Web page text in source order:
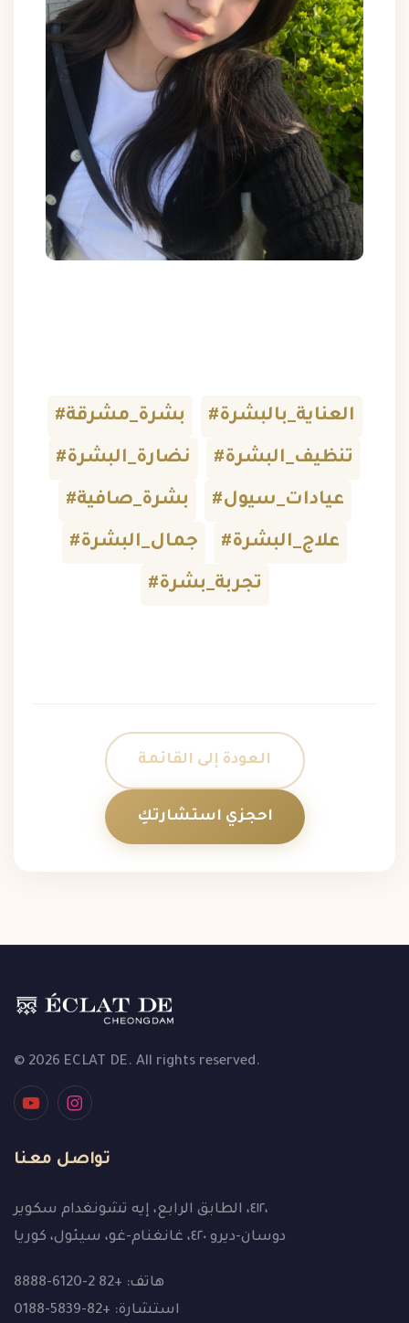
#العناية_بالبشرة #بشرة_مشرقة
#تنظيف_البشرة #نضارة_البشرة
#عيادات_سيول #بشرة_صافية
#علاج_البشرة #جمال_البشرة
#تجربة_بشرة
العودة إلى القائمة
احجزي استشارتكِ
© 2026 ECLAT DE. All rights reserved.
تواصل معنا
٤١٢، الطابق الرابع، إيه تشونغدام سكوير،
دوسان-ديرو ٤٢٠، غانغنام-غو، سيئول، كوريا
هاتف: +82 2-6120-8888
استشارة: +82-5839-0188